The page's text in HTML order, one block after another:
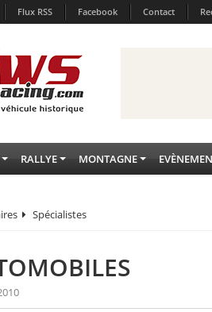
Flux RSS Facebook Contact
RALLYE MONTAGNE
Spécialistes